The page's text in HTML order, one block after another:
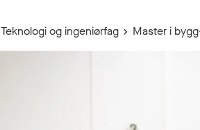
Teknologi og ingeniørfag Master i